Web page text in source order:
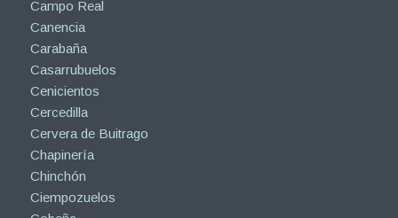
Campo Real
Canencia
Carabaña
Casarrubuelos
Cenicientos
Cercedilla
Cervera de Buitrago
Chapinería
Chinchón
Ciempozuelos